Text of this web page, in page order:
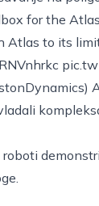
for the
Atlas to its